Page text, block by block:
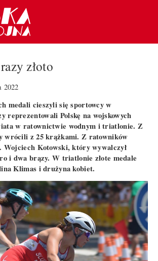
złoto
2022
medali cieszyli się sportowcy w
reprezentowali Polskę na wojskowych
w ratownictwie wodnym i triatlonie. Z
wrócili z 25 krążkami. Z ratowników
Wojciech Kotowski, który wywalczył
i dwa brązy. W triatlonie złote medale
Klimas i drużyna kobiet.